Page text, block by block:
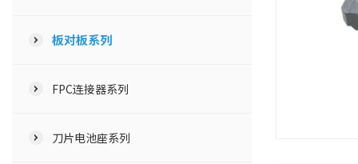
板对板系列
FPC连接器系列
刀片电池座系列